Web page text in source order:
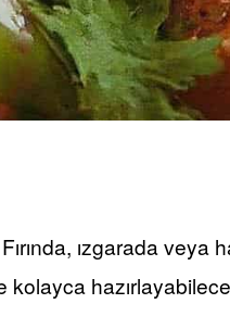
ızgarada veya
kolayca